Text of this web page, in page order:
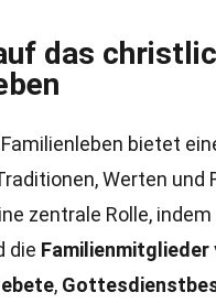
das
bietet
Werten und
zentrale Rolle, indem
die Familienmitglieder
,